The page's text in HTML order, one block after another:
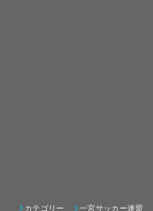
カテゴリー 一宮サッカー連盟